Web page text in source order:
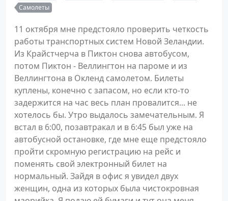
Самолеты
11 октября мне предстояло проверить четкость
работы транспортных систем Новой Зеландии.
Из Крайстчерча в Пиктон снова автобусом,
потом Пиктон - Веллингтон на пароме и из
Веллингтона в Окленд самолетом. Билеты
куплены, конечно с запасом, но если кто-то
задержится на час весь план провалится... не
хотелось бы. Утро выдалось замечательным. Я
встал в 6:00, позавтракал и в 6:45 был уже на
автобусной остановке, где мне еще предстояло
пройти скромную регистрацию на рейс и
поменять свой электронный билет на
нормальный. Зайдя в офис я увидел двух
женщин, одна из которых была чистокровная